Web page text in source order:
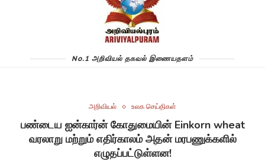
No.1 அறிவியல் தகவல் இணையதளம்
அறிவியல் உலக செய்திகள்
பண்டைய ஐன்கார்ன் கோதுமையின் Einkorn wheat
வரலாறு மற்றும் எதிர்காலம் அதன் மரபணுக்களில்
எழுதப்பட்டுள்ளன!